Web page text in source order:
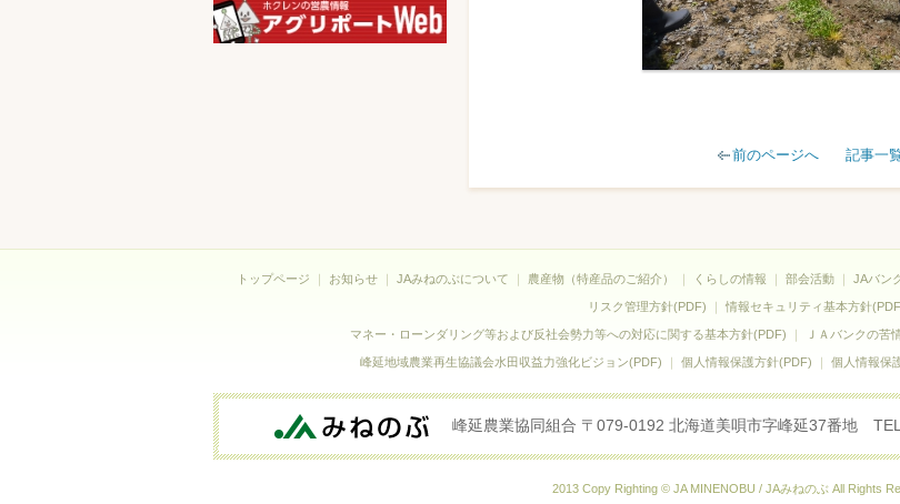
前のページへ 記事一
トップページ ｜ お知らせ ｜ JAみねのぶについて ｜ 農産物（特産品のご紹介） ｜ くらしの情報 ｜ 部会活動 ｜ JAバン
リスク管理方針(PDF) ｜ 情報セキュリティ基本方針
マネー・ローンダリング等および反社会勢力等への対応に関する基本方針(PDF) ｜ ＪＡバンクの苦
峰延地域農業再生協議会水田収益力強化ビジョン(PDF) ｜ 個人情報保護方針(PDF) ｜ 個人情報保
峰延農業協同組合 〒079-0192 北海道美唄市字峰延37番地
2013 Copy Righting © JA MINENOBU / JAみねのぶ All Rights